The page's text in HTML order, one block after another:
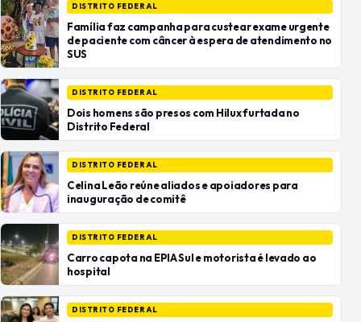
DISTRITO FEDERAL
Família faz campanha para custear exame urgente
de paciente com câncer à espera de atendimento no
SUS
DISTRITO FEDERAL
Dois homens são presos com Hilux furtada no
Distrito Federal
DISTRITO FEDERAL
Celina Leão reúne aliados e apoiadores para
inauguração de comitê
DISTRITO FEDERAL
Carro capota na EPIA Sul e motorista é levado ao
hospital
DISTRITO FEDERAL